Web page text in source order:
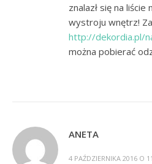
znalazł się na
wystroju wnętrz!
http://dekordia.pl/
można pobierać
ANETA
4 PAŹDZIERNIKA 2016 O